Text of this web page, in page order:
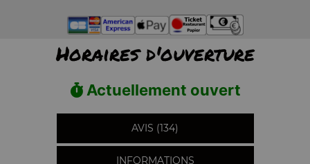
Horaires d'ouverture
Actuellement ouvert
AVIS (134)
INFORMATIONS